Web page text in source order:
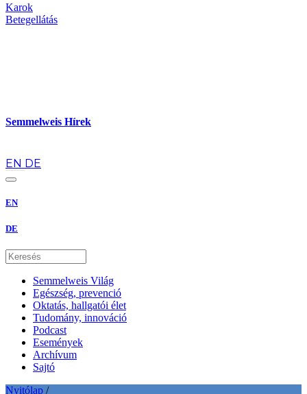
Karok
Betegellátás
Semmelweis Hírek
EN DE
EN
DE
Semmelweis Világ
Egészség, prevenció
Oktatás, hallgatói élet
Tudomány, innováció
Podcast
Események
Archívum
Sajtó
Nyitólap /